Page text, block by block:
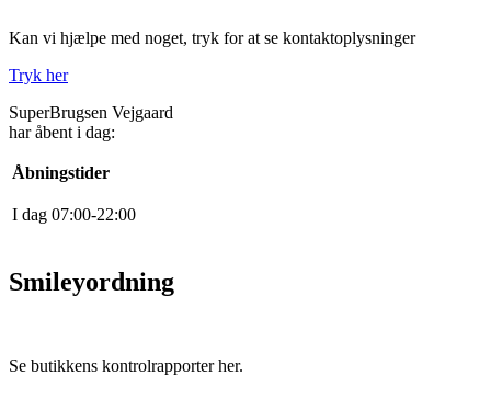
Kan vi hjælpe med noget, tryk for at se kontaktoplysninger
Tryk her
SuperBrugsen Vejgaard
har åbent i dag:
Åbningstider
I dag 07:00-22:00
Smileyordning
Se butikkens kontrolrapporter her.